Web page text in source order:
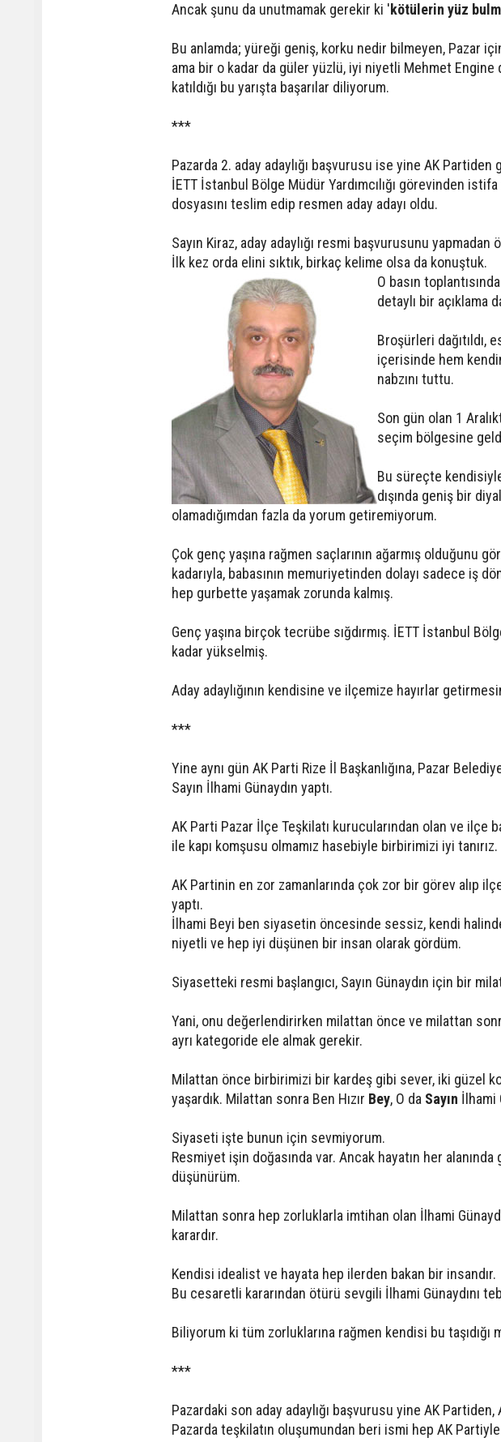
Ancak şunu da unutmamak gerekir ki 'kötülerin yüz
Bu anlamda; yüreği geniş, korku nedir bilmeyen, Pazar
ama bir o kadar da güler yüzlü, iyi niyetli Mehmet
katıldığı bu yarışta başarılar diliyorum.
***
Pazarda 2. aday adaylığı başvurusu ise yine AK Partiden
İETT İstanbul Bölge Müdür Yardımcılığı görevinden istifa
dosyasını teslim edip resmen aday adayı oldu.
Sayın Kiraz, aday adaylığı resmi başvurusunu
İlk kez orda elini sıktık, birkaç kelime olsa da konuştuk.
O basın
detaylı bir açıklama
Broşürleri dağıtıldı,
içerisinde hem
nabzını tuttu.
Son gün olan 1
seçim bölgesine
Bu süreçte
dışında geniş bir
olamadığımdan fazla da yorum getiremiyorum.
Çok genç yaşına rağmen saçlarının ağarmış olduğunu
kadarıyla, babasının memuriyetinden dolayı sadece iş
hep gurbette yaşamak zorunda kalmış.
Genç yaşına birçok tecrübe sığdırmış. İETT İstanbul
kadar yükselmiş.
Aday adaylığının kendisine ve ilçemize hayırlar
***
Yine aynı gün AK Parti Rize İl Başkanlığına, Pazar
Sayın İlhami Günaydın yaptı.
AK Parti Pazar İlçe Teşkilatı kurucularından olan ve ilçe
ile kapı komşusu olmamız hasebiyle birbirimizi iyi tanırız.
AK Partinin en zor zamanlarında çok zor bir görev alıp
yaptı.
İlhami Beyi ben siyasetin öncesinde sessiz, kendi
niyetli ve hep iyi düşünen bir insan olarak gördüm.
Siyasetteki resmi başlangıcı, Sayın Günaydın için bir
Yani, onu değerlendirirken milattan önce ve milattan
ayrı kategoride ele almak gerekir.
Milattan önce birbirimizi bir kardeş gibi sever, iki güzel
yaşardık. Milattan sonra Ben Hızır Bey, O da Sayın İlhami
Siyaseti işte bunun için sevmiyorum.
Resmiyet işin doğasında var. Ancak hayatın her
düşünürüm.
Milattan sonra hep zorluklarla imtihan olan İlhami
karardır.
Kendisi idealist ve hayata hep ilerden bakan bir insandır.
Bu cesaretli kararından ötürü sevgili İlhami Günaydını
Biliyorum ki tüm zorluklarına rağmen kendisi bu taşıdığı
***
Pazardaki son aday adaylığı başvurusu yine AK
Pazarda teşkilatın oluşumundan beri ismi hep AK